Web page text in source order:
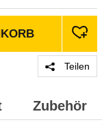
Teilen
Zubehör